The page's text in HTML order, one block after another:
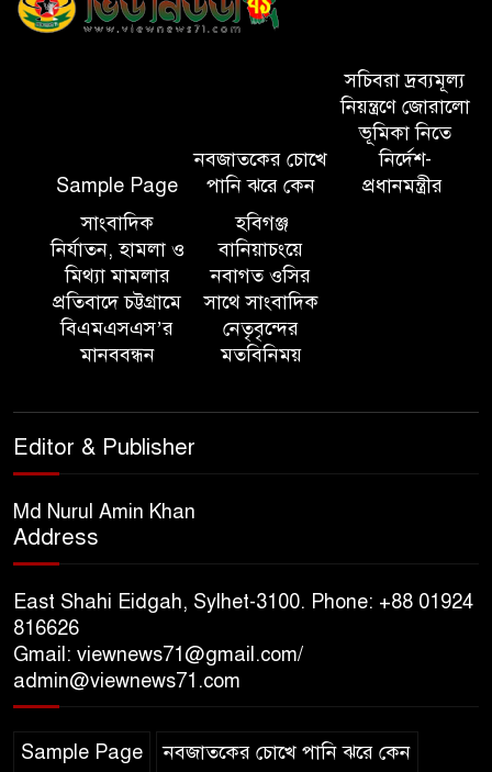
কমিশনার জুলাই স্মৃতিস্তম্ভে পুষ্পস্তবক
অর্পণ ও জুলাই গণঅভ্যুত্থানের
১০ লাখ টাকার চেক ডিজঅনার
মামলায় এক বছরের সাজা
‘সমন্বিত উদ্যোগেই গড়ে উঠবে
আধুনিক সিলেট’ – বাণিজ্যমন্ত্রী
আয়োজন ‘শ্রাবনের মেঘগুলো’
গভীর শ্রদ্ধা নিবেদন
শতাংশই সিলেটি
হাসপাতালে ৩৫১ জন
Sample Page
নবজাতকের চোখে
পানি ঝরে কেন
সচিবরা দ্রব্যমূল্য
নিয়ন্ত্রণে জোরালো
ভূমিকা নিতে
নির্দেশ-
প্রধানমন্ত্রীর
সাংবাদিক
নির্যাতন, হামলা ও
মিথ্যা মামলার
প্রতিবাদে চট্টগ্রামে
বিএমএসএস’র
মানববন্ধন
হবিগঞ্জ
বানিয়াচংয়ে
নবাগত ওসির
সাথে সাংবাদিক
নেতৃবৃন্দের
মতবিনিময়
Editor & Publisher
Md Nurul Amin Khan
Address
East Shahi Eidgah, Sylhet-3100. Phone: +88 01924
816626
Gmail: viewnews71@gmail.com/
admin@viewnews71.com
Sample Page নবজাতকের চোখে পানি ঝরে কেন